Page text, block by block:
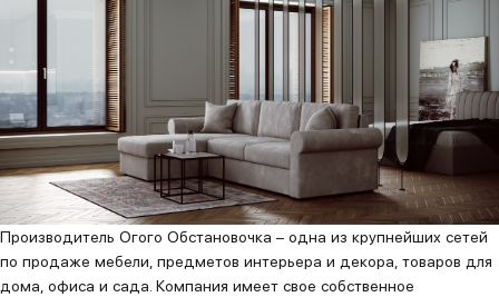
Производитель Огого Обстановочка – одна из крупнейших сетей
по продаже мебели, предметов интерьера и декора, товаров для
дома, офиса и сада. Компания имеет свое собственное